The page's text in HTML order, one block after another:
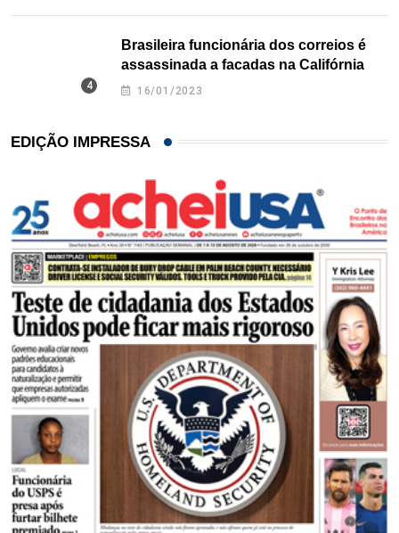
Brasileira funcionária dos correios é
assassinada a facadas na Califórnia
16/01/2023
EDIÇÃO IMPRESSA